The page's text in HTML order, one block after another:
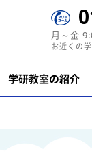
月～金
お近くの
学研教室の紹介